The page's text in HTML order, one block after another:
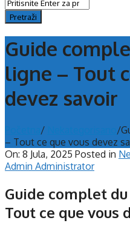
Guide
ligne – Tout
devez savoir
/ /
– Tout ce que vous devez
On: 8 Jula, 2025 Posted in
Admin Administrator
Guide complet
Tout ce que vous